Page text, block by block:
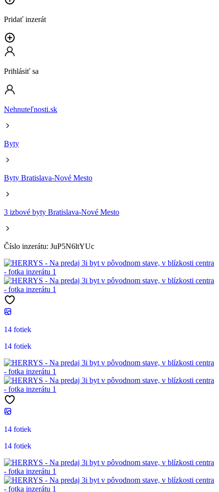
Pridať inzerát
Prihlásiť sa
Nehnuteľnosti.sk
Byty
Byty Bratislava-Nové Mesto
3 izbové byty Bratislava-Nové Mesto
Číslo inzerátu: JuP5N6ltYUc
14 fotiek
14 fotiek
14 fotiek
14 fotiek